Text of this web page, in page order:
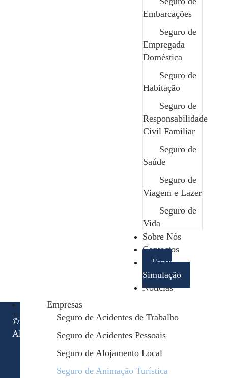
Embarcações
Seguro de
Empregada
Doméstica
Seguro de
Habitação
Seguro de
Responsabilidade
Civil Familiar
Seguro de
Saúde
Seguro de
Viagem e Lazer
Seguro de
Vida
Sobre Nós
Contactos
Fazer
Simulação
Notícias
Empresas
Seguro de Acidentes de Trabalho
Seguro de Acidentes Pessoais
Seguro de Alojamento Local
Seguro de Animação Turística
O seu parceiro de confiança em todos os momentos.
+351 253 926 589 chamada para rede fixa nacional
Bom Sucesso, Rua 5, nº35 4730-453 Vila de Prado
Whatsapp:
© 1993 – 2025 Safenor.
All rights reserved.
designed byUlive